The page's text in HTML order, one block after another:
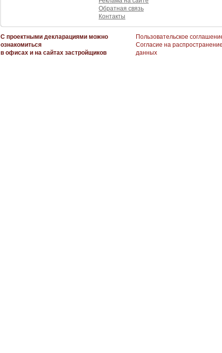
Обратная связь
Контакты
С проектными декларациями можно
ознакомиться
в офисах и на сайтах застройщиков
Пользовательское
Согласие на
данных